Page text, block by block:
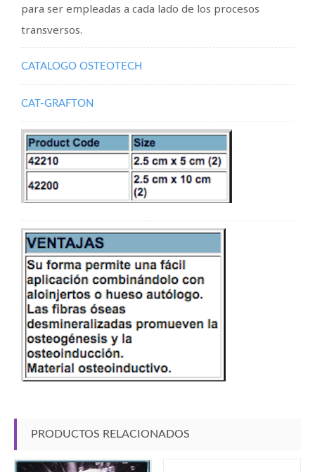
para ser empleadas a cada lado de los procesos
transversos.
CATALOGO OSTEOTECH
CAT-GRAFTON
PRODUCTOS RELACIONADOS